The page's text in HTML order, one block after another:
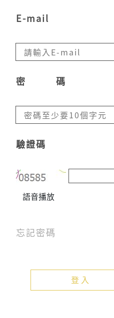
E-mail
密碼
驗證碼
語音播放
忘記密碼
登入